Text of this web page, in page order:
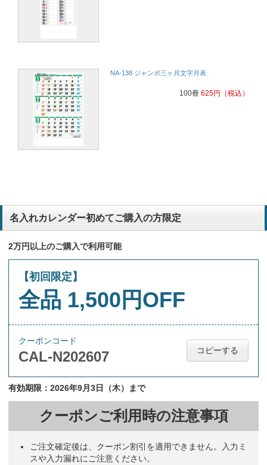
NA-138 ジャンボ三ヶ月文字月表
100冊 625円 （税込）
名入れカレンダー初めてご購入の方限定
2万円以上のご購入で利用可能
【初回限定】
全品 1,500円OFF
クーポンコード
CAL-N202607 コピーする
有効期限：2026年9月3日（木）まで
クーポンご利用時の注意事項
ご注文確定後は、クーポン割引を適用できません。入力ミ
スや入力漏れにご注意ください。